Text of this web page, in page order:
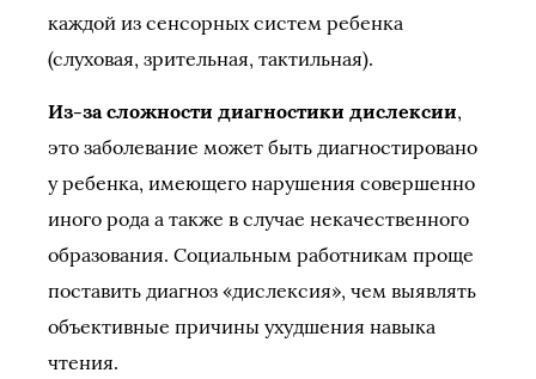
каждой из сенсорных систем ребенка
(слуховая, зрительная, тактильная).
Из-за сложности диагностики дислексии,
это заболевание может быть диагностировано
у ребенка, имеющего нарушения совершенно
иного рода а также в случае некачественного
образования. Социальным работникам проще
поставить диагноз «дислексия», чем выявлять
объективные причины ухудшения навыка
чтения.